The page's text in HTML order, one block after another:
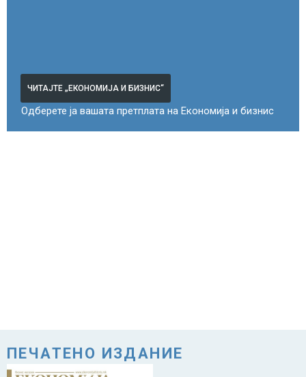
ЧИТАЈТЕ „ЕКОНОМИЈА И БИЗНИС“
Одберете ја вашата претплата на Економија и бизнис
ПЕЧАТЕНО ИЗДАНИЕ